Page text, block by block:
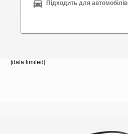
Підходить для автомобілів
[data limited]